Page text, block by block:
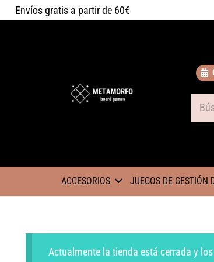
Envíos gratis a partir de 60€
ACCESORIOS JUEGOS DE GESTIÓN
Actualmente la tienda está cerrada y